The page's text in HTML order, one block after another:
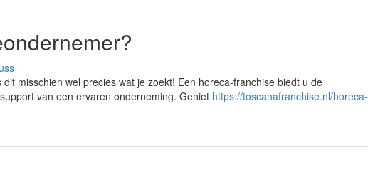
misschien wel precies wat je zoekt! Een horeca-franchise biedt u de
van een ervaren onderneming. Geniet https://toscanafranchise.nl/horeca-